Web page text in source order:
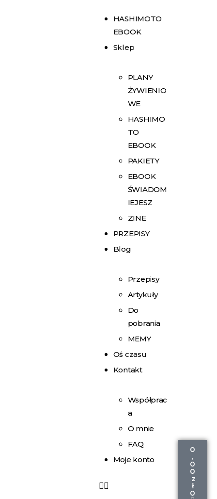
HASHIMOTO
EBOOK
Sklep
PLANY
ŻYWIENIO
WE
HASHIMO
TO
EBOOK
PAKIETY
EBOOK
ŚWIADOM
IEJESZ
ZINE
PRZEPISY
Blog
Przepisy
Artykuły
Do
pobrania
MEMY
Oś czasu
Kontakt
Współprac
a
O mnie
FAQ
Moje konto
0
,
0
0
z
ł
0